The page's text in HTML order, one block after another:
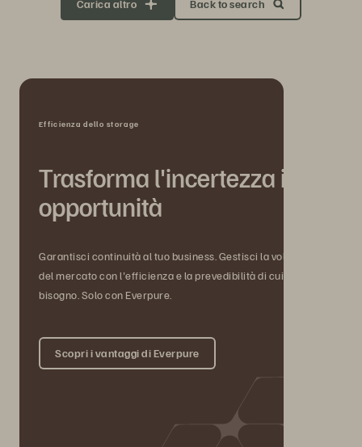
Carica altro Back to search
Efficienza dello storage
Trasforma l'incertezza in
opportunità
Garantisci continuità al tuo business. Gestisci la volatilità
del mercato con l'efficienza e la prevedibilità di cui hai
bisogno. Solo con Everpure.
Scopri i vantaggi di Everpure